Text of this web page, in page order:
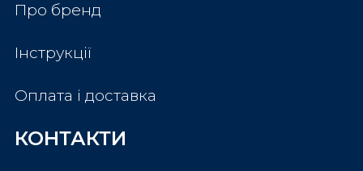
Про бренд
Інструкції
Оплата і доставка
КОНТАКТИ